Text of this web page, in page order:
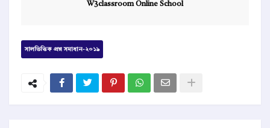
W3classroom Online School
সালভিত্তিক প্রশ্ন সমাধান-২০১৯